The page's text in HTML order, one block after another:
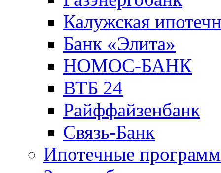
Калужская
Банк «Элита»
НОМОС-БАНК
ВТБ 24
Райффайзенбанк
Связь-Банк
Ипотечные